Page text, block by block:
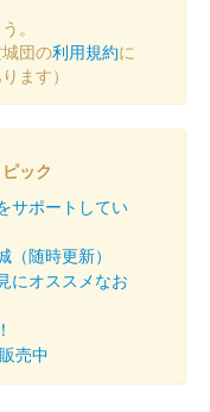
。
団の利用規約に
ます）
ック
サポートしてい
随時更新）
にオススメなお
売中